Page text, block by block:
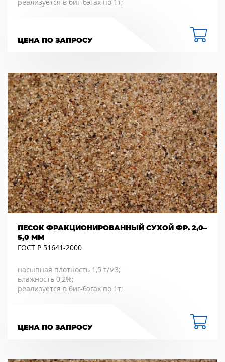
ЦЕНА ПО ЗАПРОСУ
ПЕСОК ФРАКЦИОНИРОВАННЫЙ СУХОЙ ФР. 2,0–
5,0 ММ
ГОСТ Р 51641-2000
насыпная плотность 1,5 т/м3;
влажность 0,2%;
реализуется в биг-бэгах по 1т;
ЦЕНА ПО ЗАПРОСУ